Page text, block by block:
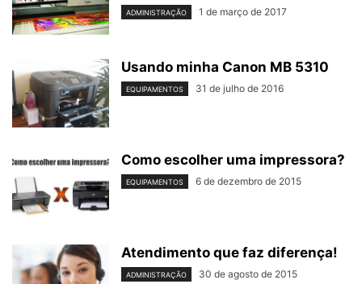
ADMINISTRAÇÃO 1 de março de 2017
Usando minha Canon MB 5310
EQUIPAMENTOS 31 de julho de 2016
Como escolher uma impressora?
EQUIPAMENTOS 6 de dezembro de 2015
Atendimento que faz diferença!
ADMINISTRAÇÃO 30 de agosto de 2015